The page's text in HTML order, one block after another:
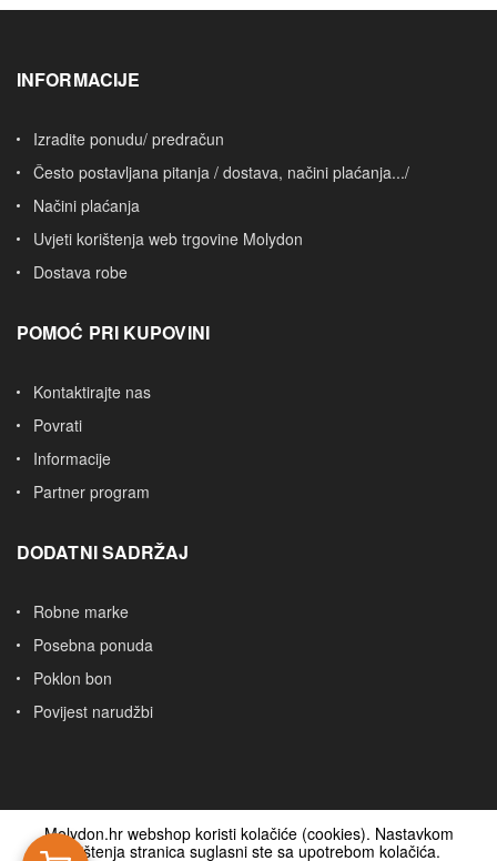
Molydon.hr webshop koristi kolačiće (cookies). Nastavkom
korištenja stranica suglasni ste sa upotrebom kolačića.
INFORMACIJE
Izradite ponudu/ predračun
Često postavljana pitanja / dostava, načini plaćanja.../
Načini plaćanja
Uvjeti korištenja web trgovine Molydon
Dostava robe
POMOĆ PRI KUPOVINI
Kontaktirajte nas
Povrati
Informacije
Partner program
DODATNI SADRŽAJ
Robne marke
Posebna ponuda
Poklon bon
Povijest narudžbi